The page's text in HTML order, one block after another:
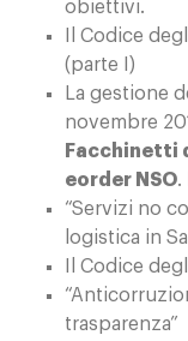
obiettivi.
Il Codice
(parte I)
La gestione
novembre
Facchinetti
eorder NSO.
“Servizi no
logistica in
Il Codice
trasparenza”